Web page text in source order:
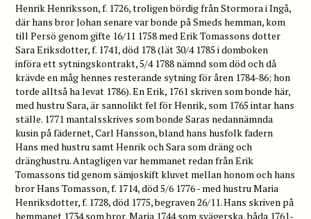
Henrik Henriksson, f. 1726, troligen bördig från Stormora i Ingå,
där hans bror Johan senare var bonde på Smeds hemman, kom
till Persö genom gifte 16/11 1758 med Erik Tomassons dotter
Sara Eriksdotter, f. 1741, död 178 (lät 30/4 1785 i domboken
införa ett sytningskontrakt, 5/4 1788 nämnd som död och då
krävde en måg hennes resterande sytning för åren 1784-86; hon
torde alltså ha levat 1786). En Erik, 1761 skriven som bonde här,
med hustru Sara, är sannolikt fel för Henrik, som 1765 intar hans
ställe. 1771 mantalsskrives som bonde Saras nedannämnda
kusin på fädernet, Carl Hansson, bland hans husfolk fadern
Hans med hustru samt Henrik och Sara som dräng och
dränghustru. Antagligen var hemmanet redan från Erik
Tomassons tid genom sämjoskift kluvet mellan honom och hans
bror Hans Tomasson, f. 1714, död 5/6 1776 - med hustru Maria
Henriksdotter, f. 1728, död 1775, begraven 26/11. Hans skriven på
hemmanet 1734 som bror, Maria 1744 som svägerska, båda 1761-